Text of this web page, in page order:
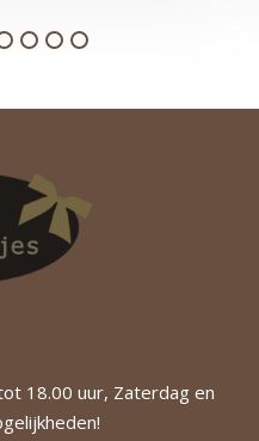
tot
18.00 uur, Zaterdag en